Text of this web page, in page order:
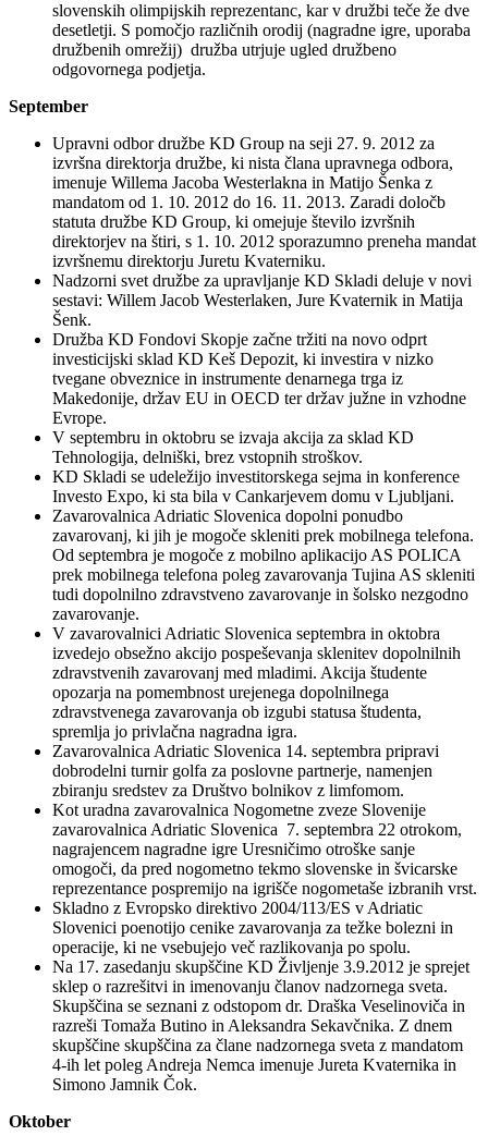
slovenskih olimpijskih reprezentanc, kar v družbi teče že dve
desetletji. S pomočjo različnih orodij (nagradne igre, uporaba
družbenih omrežij) družba utrjuje ugled družbeno
odgovornega podjetja.
September
Upravni odbor družbe KD Group na seji 27. 9. 2012 za
izvršna direktorja družbe, ki nista člana upravnega odbora,
imenuje Willema Jacoba Westerlakna in Matijo Šenka z
mandatom od 1. 10. 2012 do 16. 11. 2013. Zaradi določb
statuta družbe KD Group, ki omejuje število izvršnih
direktorjev na štiri, s 1. 10. 2012 sporazumno preneha mandat
izvršnemu direktorju Juretu Kvaterniku.
Nadzorni svet družbe za upravljanje KD Skladi deluje v novi
sestavi: Willem Jacob Westerlaken, Jure Kvaternik in Matija
Šenk.
Družba KD Fondovi Skopje začne tržiti na novo odprt
investicijski sklad KD Keš Depozit, ki investira v nizko
tvegane obveznice in instrumente denarnega trga iz
Makedonije, držav EU in OECD ter držav južne in vzhodne
Evrope.
V septembru in oktobru se izvaja akcija za sklad KD
Tehnologija, delniški, brez vstopnih stroškov.
KD Skladi se udeležijo investitorskega sejma in konference
Investo Expo, ki sta bila v Cankarjevem domu v Ljubljani.
Zavarovalnica Adriatic Slovenica dopolni ponudbo
zavarovanj, ki jih je mogoče skleniti prek mobilnega telefona.
Od septembra je mogoče z mobilno aplikacijo AS POLICA
prek mobilnega telefona poleg zavarovanja Tujina AS skleniti
tudi dopolnilno zdravstveno zavarovanje in šolsko nezgodno
zavarovanje.
V zavarovalnici Adriatic Slovenica septembra in oktobra
izvedejo obsežno akcijo pospeševanja sklenitev dopolnilnih
zdravstvenih zavarovanj med mladimi. Akcija študente
opozarja na pomembnost urejenega dopolnilnega
zdravstvenega zavarovanja ob izgubi statusa študenta,
spremlja jo privlačna nagradna igra.
Zavarovalnica Adriatic Slovenica 14. septembra pripravi
dobrodelni turnir golfa za poslovne partnerje, namenjen
zbiranju sredstev za Društvo bolnikov z limfomom.
Kot uradna zavarovalnica Nogometne zveze Slovenije
zavarovalnica Adriatic Slovenica 7. septembra 22 otrokom,
nagrajencem nagradne igre Uresničimo otroške sanje
omogoči, da pred nogometno tekmo slovenske in švicarske
reprezentance pospremijo na igrišče nogometaše izbranih vrst.
Skladno z Evropsko direktivo 2004/113/ES v Adriatic
Slovenici poenotijo cenike zavarovanja za težke bolezni in
operacije, ki ne vsebujejo več razlikovanja po spolu.
Na 17. zasedanju skupščine KD Življenje 3.9.2012 je sprejet
sklep o razrešitvi in imenovanju članov nadzornega sveta.
Skupščina se seznani z odstopom dr. Draška Veselinoviča in
razreši Tomaža Butino in Aleksandra Sekavčnika. Z dnem
skupščine skupščina za člane nadzornega sveta z mandatom
4-ih let poleg Andreja Nemca imenuje Jureta Kvaternika in
Simono Jamnik Čok.
Oktober